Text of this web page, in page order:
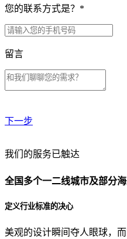
您的联系方式是？ *
留言
下一步
贵公司预算范围是？
贵公司的团队规模是？
我们的服务已触达
全国多个一二线城市及部分
定义行业标准的决心
美观的设计瞬间夺人眼球，